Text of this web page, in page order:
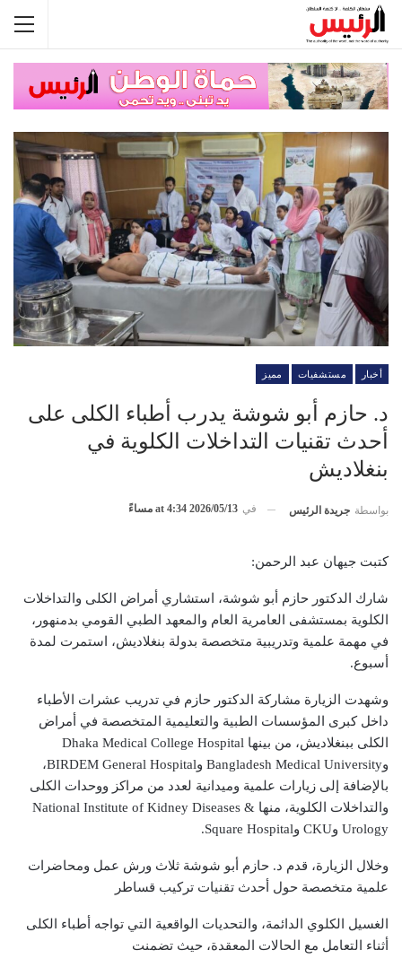
أخبار مستشفيات مميز
د. حازم أبو شوشة يدرب أطباء الكلى على
أحدث تقنيات التداخلات الكلوية في
بنغلاديش
بواسطة جريدة الرئيس في 2026/05/13 at 4:34 مساءً
كتبت جيهان عبد الرحمن:
شارك الدكتور حازم أبو شوشة، استشاري أمراض الكلى والتداخلات
الكلوية بمستشفى العامرية العام والمعهد الطبي القومي بدمنهور،
في مهمة علمية وتدريبية متخصصة بدولة بنغلاديش، استمرت لمدة
أسبوع.
وشهدت الزيارة مشاركة الدكتور حازم في تدريب عشرات الأطباء
داخل كبرى المؤسسات الطبية والتعليمية المتخصصة في أمراض
الكلى ببنغلاديش، من بينها Dhaka Medical College Hospital
وBangladesh Medical University وBIRDEM General Hospital،
بالإضافة إلى زيارات علمية وميدانية لعدد من مراكز ووحدات الكلى
والتداخلات الكلوية، منها National Institute of Kidney Diseases &
Urology وCKU وSquare Hospital.
وخلال الزيارة، قدم د. حازم أبو شوشة ثلاث ورش عمل ومحاضرات
علمية متخصصة حول أحدث تقنيات تركيب قساطر
الغسيل الكلوي الدائمة، والتحديات الواقعية التي تواجه أطباء الكلى
أثناء التعامل مع الحالات المعقدة، حيث تضمنت